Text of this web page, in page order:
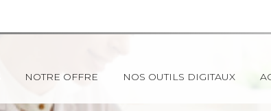
NOTRE OFFRE NOS OUTILS DIGITAUX